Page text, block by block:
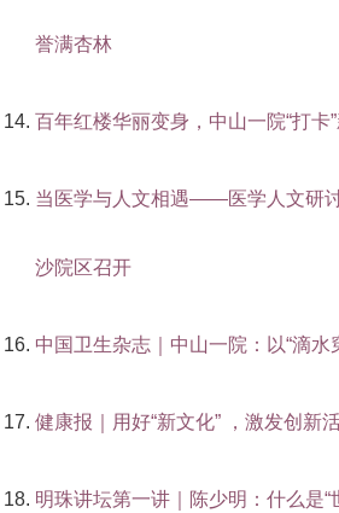
誉满杏林
百年红楼华丽变身，中山一院“打卡”
当医学与人文相遇——医学人文研
沙院区召开
中国卫生杂志｜中山一院：以“滴水
健康报｜用好“新文化” ，激发创新
明珠讲坛第一讲｜陈少明：什么是“世